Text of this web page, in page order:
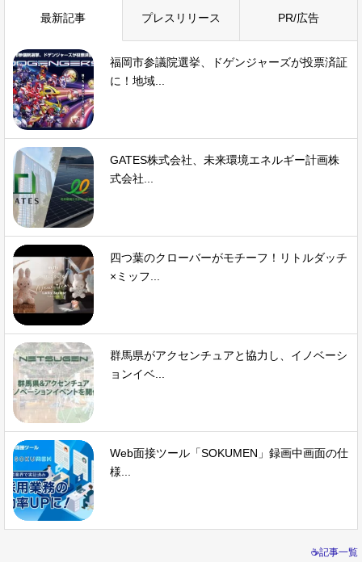
最新記事 プレスリリース PR/広告
福岡市参議院選挙、ドゲンジャーズが投票済証
に！地域...
GATES株式会社、未来環境エネルギー計画株
式会社...
四つ葉のクローバーがモチーフ！リトルダッチ
×ミッフ...
群馬県がアクセンチュアと協力し、イノベーシ
ョンイベ...
Web面接ツール「SOKUMEN」録画中画面の仕
様...
☕記事一覧